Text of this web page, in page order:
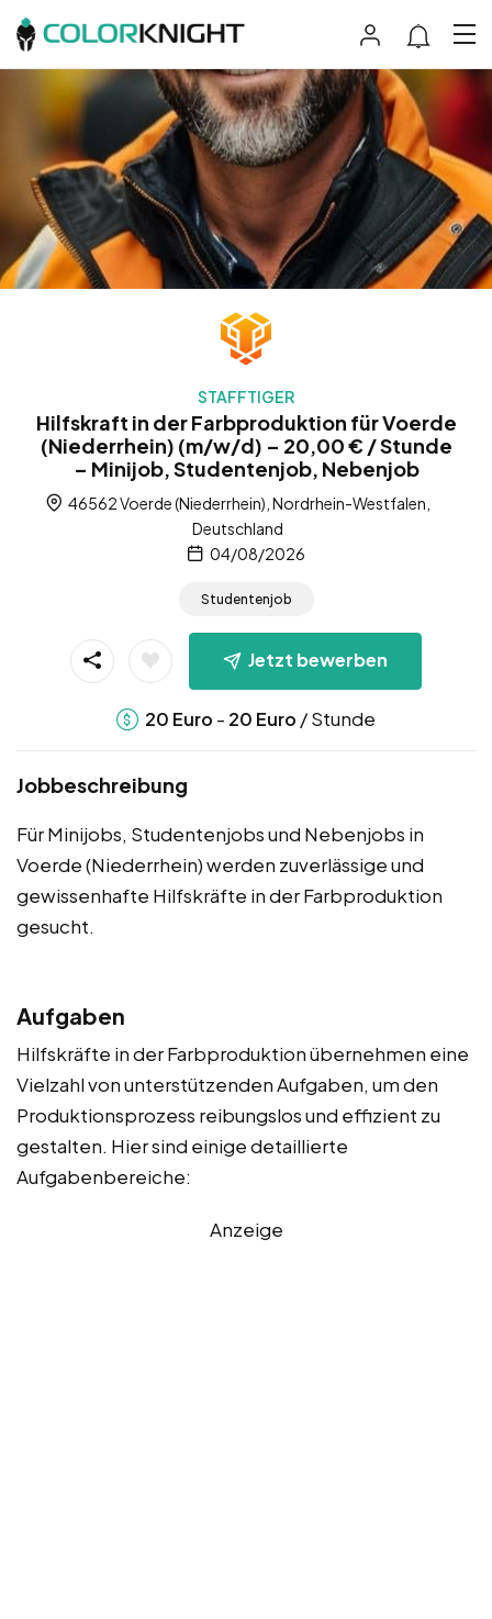
STAFFTIGER
Hilfskraft in der Farbproduktion für Voerde
(Niederrhein) (m/w/d) – 20,00 € / Stunde
– Minijob, Studentenjob, Nebenjob
46562 Voerde (Niederrhein), Nordrhein-Westfalen,
Deutschland
04/08/2026
Studentenjob
Jetzt bewerben
20 Euro - 20 Euro / Stunde
Jobbeschreibung
Für Minijobs, Studentenjobs und Nebenjobs in
Voerde (Niederrhein) werden zuverlässige und
gewissenhafte Hilfskräfte in der Farbproduktion
gesucht.
Aufgaben
Hilfskräfte in der Farbproduktion übernehmen eine
Vielzahl von unterstützenden Aufgaben, um den
Produktionsprozess reibungslos und effizient zu
gestalten. Hier sind einige detaillierte
Aufgabenbereiche:
Anzeige